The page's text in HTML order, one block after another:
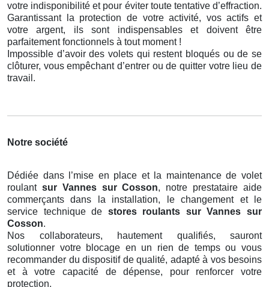
votre indisponibilité et pour éviter toute tentative d’effraction.
Garantissant la protection de votre activité, vos actifs et
votre argent, ils sont indispensables et doivent être
parfaitement fonctionnels à tout moment !
Impossible d’avoir des volets qui restent bloqués ou de se
clôturer, vous empêchant d’entrer ou de quitter votre lieu de
travail.
Notre société
Dédiée dans l’mise en place et la maintenance de volet
roulant sur Vannes sur Cosson, notre prestataire aide
commerçants dans la installation, le changement et le
service technique de stores roulants sur Vannes sur
Cosson.
Nos collaborateurs, hautement qualifiés, sauront
solutionner votre blocage en un rien de temps ou vous
recommander du dispositif de qualité, adapté à vos besoins
et à votre capacité de dépense, pour renforcer votre
protection.